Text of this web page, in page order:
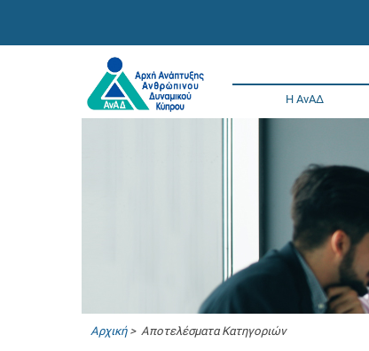
Η ΑνΑΔ
Αρχική> Αποτελέσματα Κατηγοριών